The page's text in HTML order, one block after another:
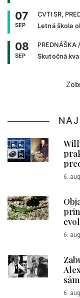
07
SEP
CVTI SR,
Letná škola
08
SEP
PREDNÁŠKA
Skutočná
6.
6.
sám
6.